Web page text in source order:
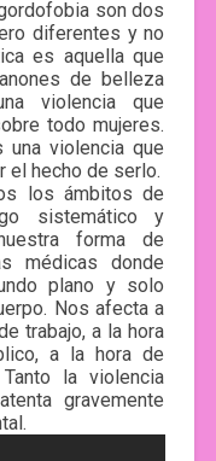
son dos
diferentes y no
es aquella que
de belleza
violencia que
todo mujeres.
violencia que
el hecho de serlo.
los ámbitos de
sistemático y
forma de
médicas donde
plano y solo
Nos afecta a
trabajo, a la hora
a la hora de
la violencia
gravemente